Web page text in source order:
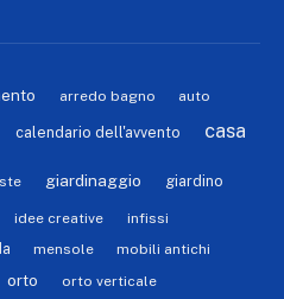
arredo bagno auto
calendario dell'avvento casa
giardinaggio giardino
idee creative
infissi
mensole
mobili antichi
orto
orto verticale